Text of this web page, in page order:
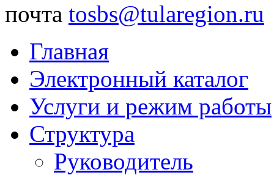
почта tosbs@tularegion.ru
Главная
Электронный каталог
Услуги и режим работы
Структура
Руководитель